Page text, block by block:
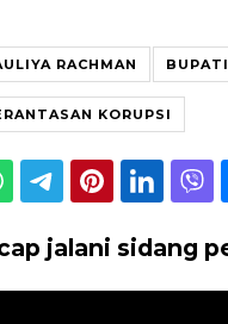
RACHMAN
KORUPSI
jalani sidang